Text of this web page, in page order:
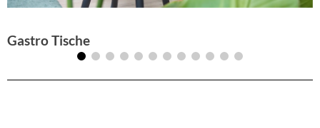
Gastro Tische